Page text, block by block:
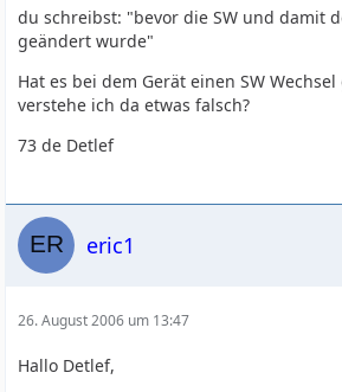
du schreibst: "bevor die SW und damit
geändert wurde"
Hat es bei dem Gerät einen SW
verstehe ich da etwas falsch?
73 de Detlef
eric1
26. August 2006 um 13:47
Hallo Detlef,